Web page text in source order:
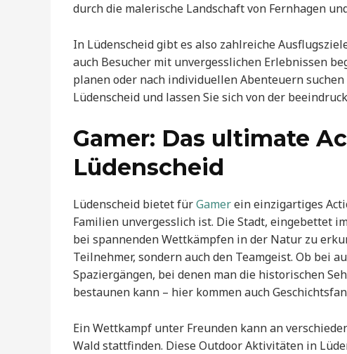
durch die malerische Landschaft von Fernhagen
In Lüdenscheid gibt es also zahlreiche
auch Besucher mit unvergesslichen Erlebnissen
planen oder nach individuellen Abenteuern
Lüdenscheid und lassen Sie sich von der
Gamer: Das ultimate
Lüdenscheid
Lüdenscheid bietet fürGamerein einzigartiges
Familien unvergesslich ist. Die Stadt, eingebettet
bei spannenden Wettkämpfen in der Natur zu
Teilnehmer, sondern auch den Teamgeist. Ob bei
Spaziergängen, bei denen man die historischen
bestaunen kann – hier kommen auch
Ein Wettkampf unter Freunden kann an
Wald stattfinden. Diese Outdoor Aktivitäten in